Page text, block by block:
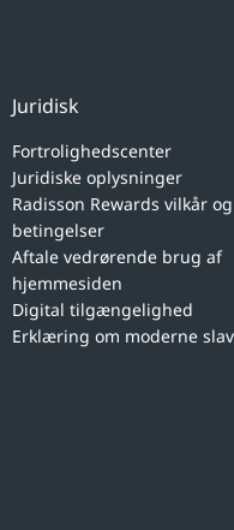
Juridisk
Fortrolighedscenter
Juridiske oplysninger
Radisson Rewards vilkår og
betingelser
Aftale vedrørende brug af
hjemmesiden
Digital tilgængelighed
Erklæring om moderne